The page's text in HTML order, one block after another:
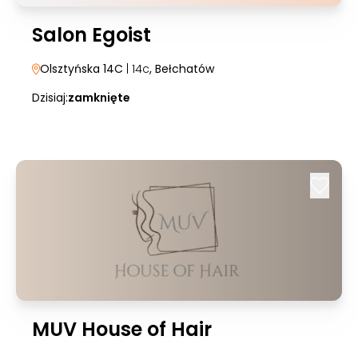
Salon Egoist
Olsztyńska 14C | 14c, Bełchatów
Dzisiaj:zamknięte
MUV House of Hair